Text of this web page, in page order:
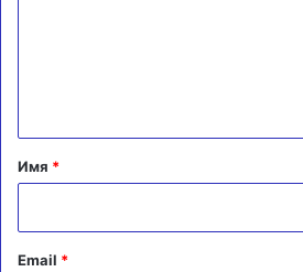
а
й
Имя *
Email *